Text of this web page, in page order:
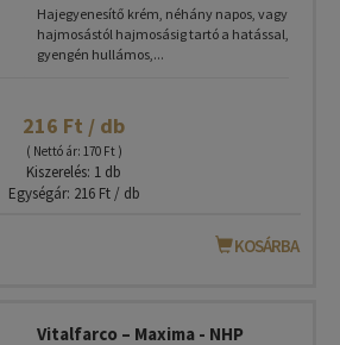
Hajegyenesítő krém, néhány napos, vagy
hajmosástól hajmosásig tartó a hatással,
gyengén hullámos,...
216 Ft / db
( Nettó ár: 170 Ft )
Kiszerelés: 1 db
Egységár: 216 Ft / db
KOSÁRBA
Vitalfarco – Maxima - NHP